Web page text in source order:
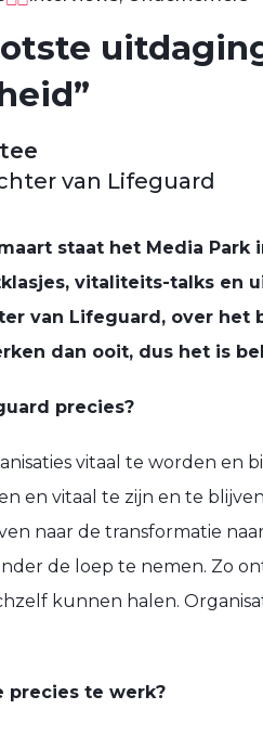
van Lifeguard
staat het Media
vitaliteits-talks en
van Lifeguard, over
dan ooit, dus het is
precies?
vitaal te worden
en vitaal te zijn en te
naar de transformatie
de loep te nemen. Zo
kunnen halen.
precies te werk?